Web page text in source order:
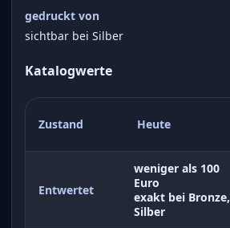
gedruckt von
sichtbar bei Silber
Katalogwerte
Zustand Heute
Entwertet
weniger als 100
Euro
exakt bei Bronze,
Silber